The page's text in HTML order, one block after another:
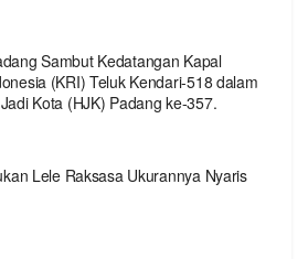
Sambut Kedatangan Kapal
(KRI) Teluk Kendari-518 dalam
Kota (HJK) Padang ke-357.
Lele Raksasa Ukurannya Nyaris